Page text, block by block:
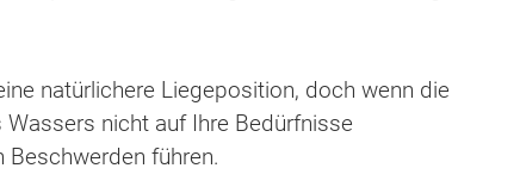
natürlichere Liegeposition, doch wenn die
nicht auf Ihre Bedürfnisse
führen.